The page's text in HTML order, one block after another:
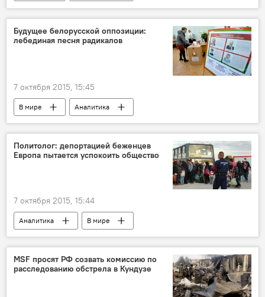
Будущее белорусской оппозиции:
лебединая песня радикалов
7 октября 2015, 15:45
В мире Аналитика
Политолог: депортацией беженцев
Европа пытается успокоить общество
7 октября 2015, 15:44
Аналитика
В мире
Ситуация с мигрантами в Европе
MSF просят РФ созвать комиссию по
расследованию обстрела в Кундузе